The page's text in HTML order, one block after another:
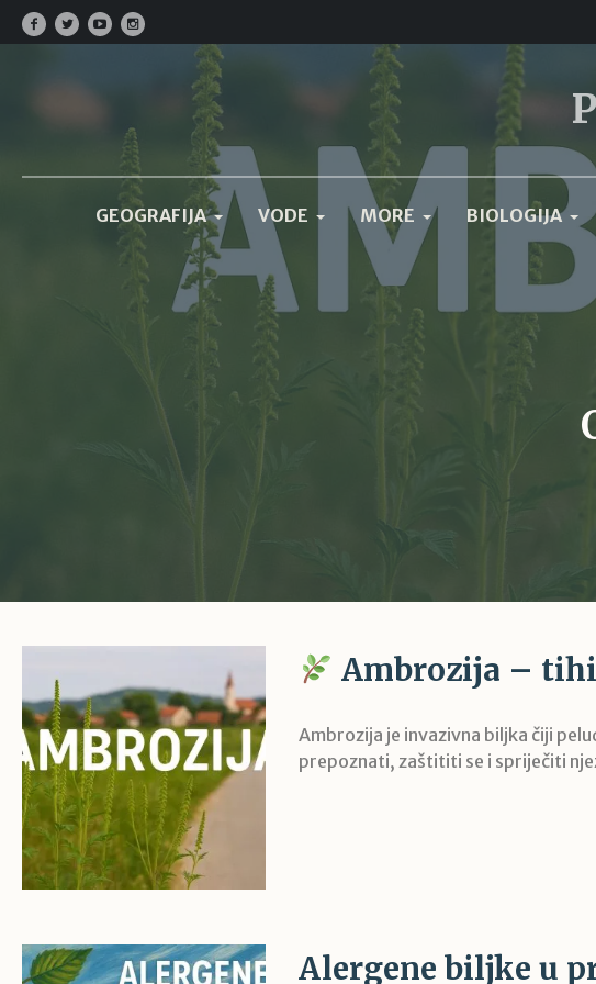
GEOGRAFIJA VODE MORE BIOLOGIJA
Ambrozija –
Ambrozija je invazivna biljka čiji
prepoznati, zaštititi se i spriječiti
Alergene biljke u